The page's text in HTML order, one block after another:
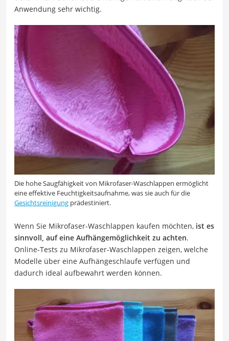
Anwendung sehr wichtig.
Die hohe Saugfähigkeit von Mikrofaser-Waschlappen ermöglicht
eine effektive Feuchtigkeitsaufnahme, was sie auch für die
Gesichtsreinigung prädestiniert.
Wenn Sie Mikrofaser-Waschlappen kaufen möchten, ist es
sinnvoll, auf eine Aufhängemöglichkeit zu achten.
Online-Tests zu Mikrofaser-Waschlappen zeigen, welche
Modelle über eine Aufhängeschlaufe verfügen und
dadurch ideal aufbewahrt werden können.